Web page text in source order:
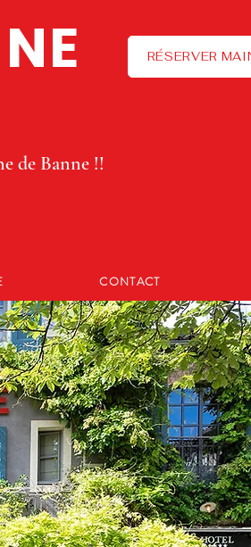
de Banne !!
RÉSERVER
CONTACT